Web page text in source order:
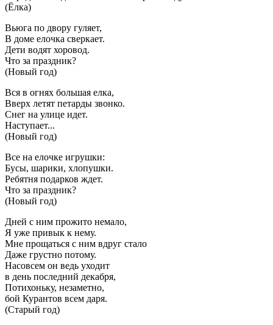
(Ёлка)
Вьюга по двору гуляет,
В доме елочка сверкает.
Дети водят хоровод.
Что за праздник?
(Новый год)
Вся в огнях большая елка,
Вверх летят петарды звонко.
Снег на улице идет.
Наступает...
(Новый год)
Все на елочке игрушки:
Бусы, шарики, хлопушки.
Ребятня подарков ждет.
Что за праздник?
(Новый год)
Дней с ним прожито немало,
Я уже привык к нему.
Мне прощаться с ним вдруг стало
Даже грустно потому.
Насовсем он ведь уходит
в день последний декабря,
Потихоньку, незаметно,
бой Курантов всем даря.
(Старый год)